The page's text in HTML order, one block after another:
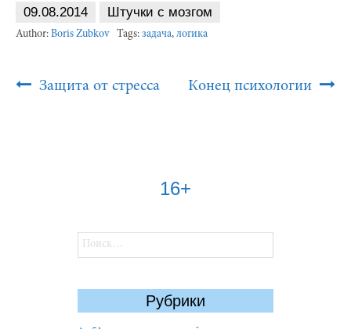
09.08.2014 Штучки с мозгом
Author: Boris Zubkov Tags: задача, логика
PostЗащита от стресса Конец психологии
16+
Найти:
Рубрики